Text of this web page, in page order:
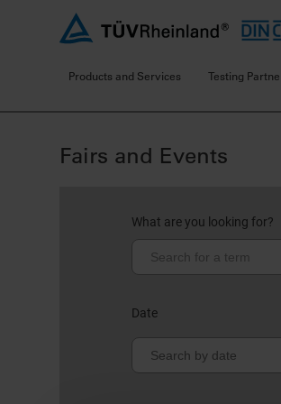
Products and Services Testing
Fairs and Events
What are you looking for?
Date